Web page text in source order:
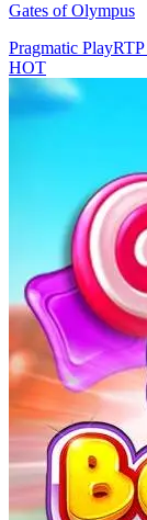
Gates of Olympus
Pragmatic PlayRTP
HOT